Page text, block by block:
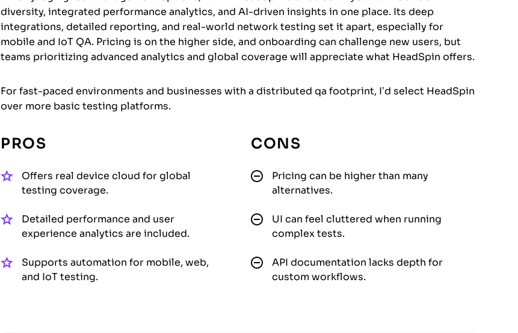
diversity, integrated performance analytics, and AI-driven insights in one place. Its deep
integrations, detailed reporting, and real-world network testing set it apart, especially for
mobile and IoT QA. Pricing is on the higher side, and onboarding can challenge new users, but
teams prioritizing advanced analytics and global coverage will appreciate what HeadSpin offers.
For fast-paced environments and businesses with a distributed qa footprint, I’d select HeadSpin
over more basic testing platforms.
PROS
Offers real device cloud for global
testing coverage.
Detailed performance and user
experience analytics are included.
Supports automation for mobile, web,
and IoT testing.
CONS
Pricing can be higher than many
alternatives.
UI can feel cluttered when running
complex tests.
API documentation lacks depth for
custom workflows.